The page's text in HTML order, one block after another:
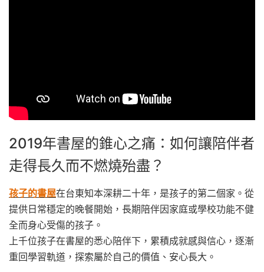
2019年書屋的錐心之痛：如何讓陪伴者
走得長久而不燃燒殆盡？
孩子的書屋在台東知本深耕二十年，是孩子的第二個家。從
提供日常穩定的晚餐開始，長期陪伴因家庭或學校功能不健
全而身心受傷的孩子。
上千位孩子在書屋的悉心陪伴下，累積成就感與信心，逐漸
重回學習軌道，探索屬於自己的價值、安心長大。